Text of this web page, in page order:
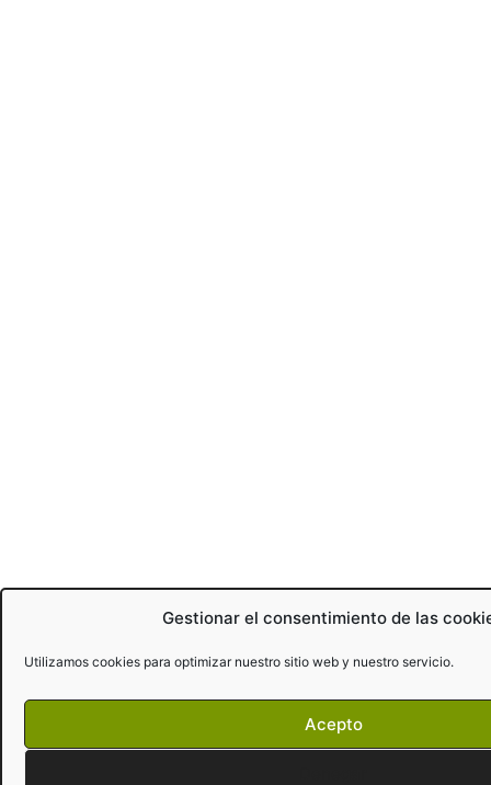
Gestionar el consentimiento de las
Utilizamos cookies para optimizar nuestro sitio web y nuestro servicio.
Acepto